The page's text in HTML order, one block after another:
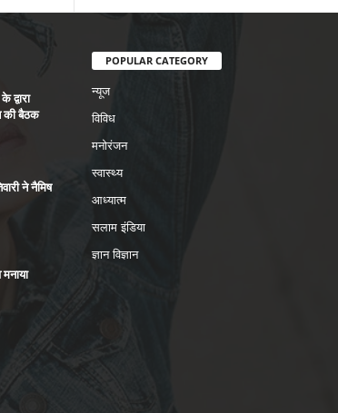
द्वारा
की बैठक
ने नैमिष
POPULAR CATEGORY
न्यूज
विविध
मनोरंजन
स्वास्थ्य
आध्यात्म
सलाम इंडिया
ज्ञान विज्ञान